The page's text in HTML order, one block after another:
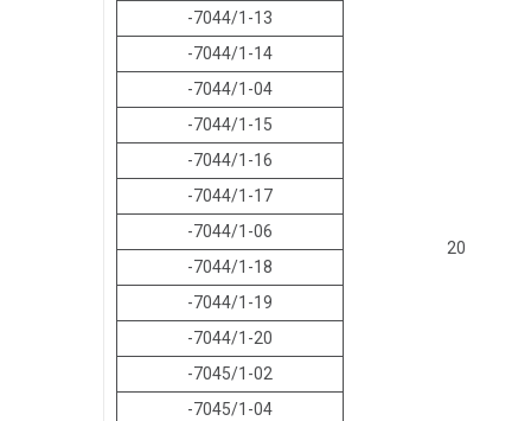
20
-7044/1-13
-7044/1-14
-7044/1-04
-7044/1-15
-7044/1-16
-7044/1-17
-7044/1-06
-7044/1-18
-7044/1-19
-7044/1-20
-7045/1-02
-7045/1-04